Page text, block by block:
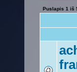
Puslapis 1 iš